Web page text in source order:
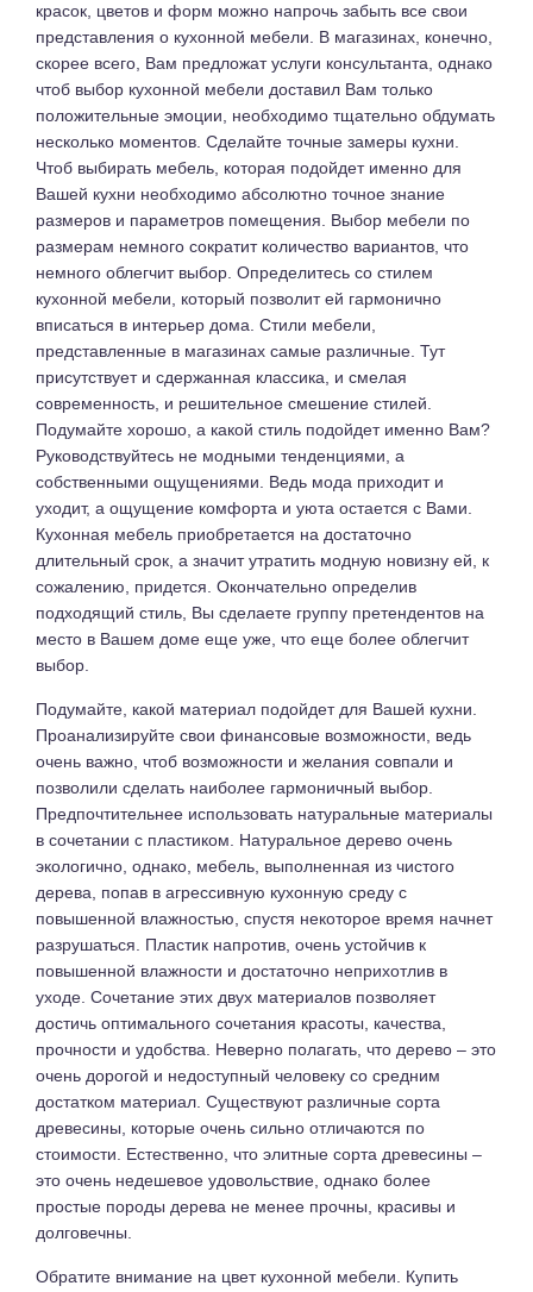
красок, цветов и форм можно напрочь забыть все свои
представления о кухонной мебели. В магазинах, конечно,
скорее всего, Вам предложат услуги консультанта, однако
чтоб выбор кухонной мебели доставил Вам только
положительные эмоции, необходимо тщательно обдумать
несколько моментов. Сделайте точные замеры кухни.
Чтоб выбирать мебель, которая подойдет именно для
Вашей кухни необходимо абсолютно точное знание
размеров и параметров помещения. Выбор мебели по
размерам немного сократит количество вариантов, что
немного облегчит выбор. Определитесь со стилем
кухонной мебели, который позволит ей гармонично
вписаться в интерьер дома. Стили мебели,
представленные в магазинах самые различные. Тут
присутствует и сдержанная классика, и смелая
современность, и решительное смешение стилей.
Подумайте хорошо, а какой стиль подойдет именно Вам?
Руководствуйтесь не модными тенденциями, а
собственными ощущениями. Ведь мода приходит и
уходит, а ощущение комфорта и уюта остается с Вами.
Кухонная мебель приобретается на достаточно
длительный срок, а значит утратить модную новизну ей, к
сожалению, придется. Окончательно определив
подходящий стиль, Вы сделаете группу претендентов на
место в Вашем доме еще уже, что еще более облегчит
выбор.
Подумайте, какой материал подойдет для Вашей кухни.
Проанализируйте свои финансовые возможности, ведь
очень важно, чтоб возможности и желания совпали и
позволили сделать наиболее гармоничный выбор.
Предпочтительнее использовать натуральные материалы
в сочетании с пластиком. Натуральное дерево очень
экологично, однако, мебель, выполненная из чистого
дерева, попав в агрессивную кухонную среду с
повышенной влажностью, спустя некоторое время начнет
разрушаться. Пластик напротив, очень устойчив к
повышенной влажности и достаточно неприхотлив в
уходе. Сочетание этих двух материалов позволяет
достичь оптимального сочетания красоты, качества,
прочности и удобства. Неверно полагать, что дерево – это
очень дорогой и недоступный человеку со средним
достатком материал. Существуют различные сорта
древесины, которые очень сильно отличаются по
стоимости. Естественно, что элитные сорта древесины –
это очень недешевое удовольствие, однако более
простые породы дерева не менее прочны, красивы и
долговечны.
Обратите внимание на цвет кухонной мебели. Купить